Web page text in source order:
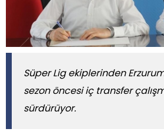
Süper Lig ekiplerinden
sezon öncesi iç transfer
sürdürüyor.